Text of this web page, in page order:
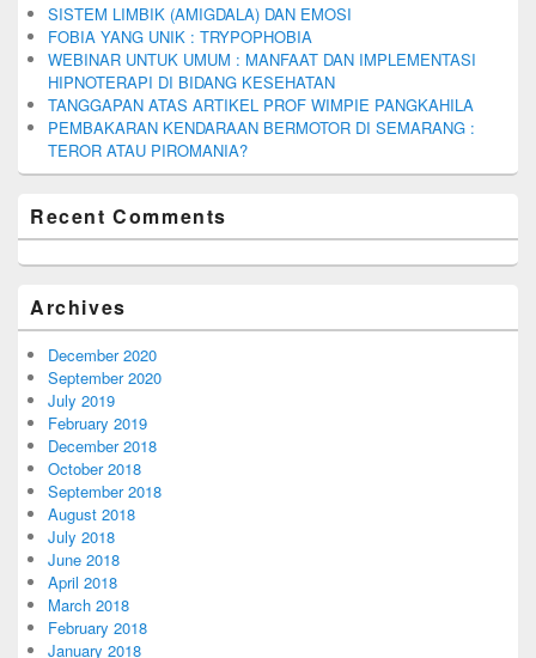
SISTEM LIMBIK (AMIGDALA) DAN EMOSI
FOBIA YANG UNIK : TRYPOPHOBIA
WEBINAR UNTUK UMUM : MANFAAT DAN IMPLEMENTASI
HIPNOTERAPI DI BIDANG KESEHATAN
TANGGAPAN ATAS ARTIKEL PROF WIMPIE PANGKAHILA
PEMBAKARAN KENDARAAN BERMOTOR DI SEMARANG :
TEROR ATAU PIROMANIA?
Recent Comments
Archives
December 2020
September 2020
July 2019
February 2019
December 2018
October 2018
September 2018
August 2018
July 2018
June 2018
April 2018
March 2018
February 2018
January 2018